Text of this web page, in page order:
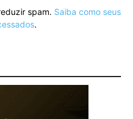
spam. Saiba como seus
.